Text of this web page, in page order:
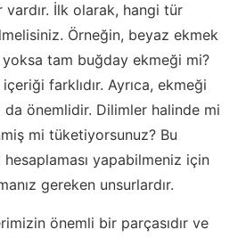
İlk olarak, hangi tür
Örneğin, beyaz ekmek
tam buğday ekmeği mi?
farklıdır. Ayrıca, ekmeği
da önemlidir. Dilimler halinde mi
mi tüketiyorsunuz? Bu
hesaplaması yapabilmeniz için
gereken unsurlardır.
önemli bir parçasıdır ve